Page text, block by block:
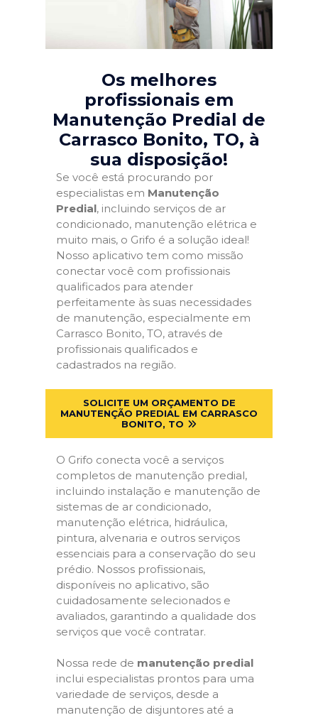
Os melhores
profissionais em
Manutenção Predial de
Carrasco Bonito, TO, à
sua disposição!
Se você está procurando por
especialistas em Manutenção
Predial, incluindo serviços de ar
condicionado, manutenção elétrica e
muito mais, o Grifo é a solução ideal!
Nosso aplicativo tem como missão
conectar você com profissionais
qualificados para atender
perfeitamente às suas necessidades
de manutenção, especialmente em
Carrasco Bonito, TO, através de
profissionais qualificados e
cadastrados na região.
SOLICITE UM ORÇAMENTO DE
MANUTENÇÃO PREDIAL EM CARRASCO
BONITO, TO
O Grifo conecta você a serviços
completos de manutenção predial,
incluindo instalação e manutenção de
sistemas de ar condicionado,
manutenção elétrica, hidráulica,
pintura, alvenaria e outros serviços
essenciais para a conservação do seu
prédio. Nossos profissionais,
disponíveis no aplicativo, são
cuidadosamente selecionados e
avaliados, garantindo a qualidade dos
serviços que você contratar.
Nossa rede de manutenção predial
inclui especialistas prontos para uma
variedade de serviços, desde a
manutenção de disjuntores até a